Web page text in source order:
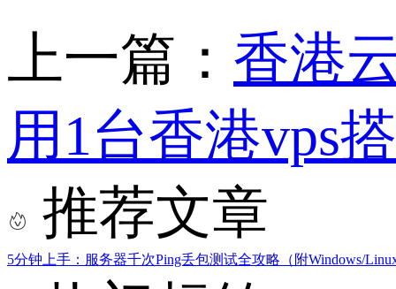
上一篇： 香港
用1台香港vps
推荐文章
5分钟上手：服务器千次Ping丢包测试全攻略（附Windows/